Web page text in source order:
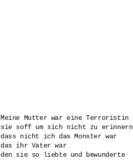
Meine Mutter war eine Terroristin
sie soff um sich nicht zu erinnern
dass nicht ich das Monster war
das ihr Vater war
den sie so liebte und bewunderte